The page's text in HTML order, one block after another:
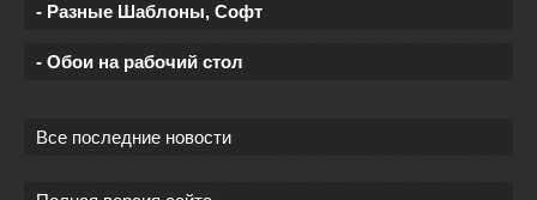
- Разные Шаблоны, Софт
- Обои на рабочий стол
Все последние новости